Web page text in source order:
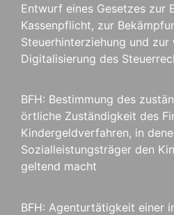
Entwurf eines Gesetzes zur
Kassenpflicht, zur
Steuerhinterziehung und zur
Digitalisierung des
BFH: Bestimmung des
örtliche Zuständigkeit des
Kindergeldverfahren, in
Sozialleistungsträger den
geltend macht
BFH: Agenturtätigkeit einer